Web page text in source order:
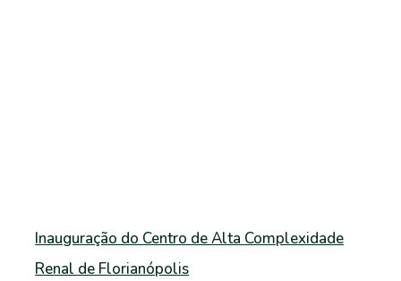
Inauguração do Centro de Alta Complexidade
Renal de Florianópolis